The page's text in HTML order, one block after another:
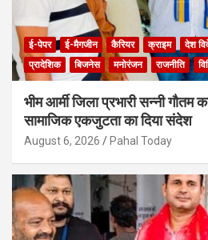
ई-पेपर ई-मैगजीन कैरियर क्राइम देश
प्रादेशिक
बिजनेस मनोरंजन राजनीति
भीम आर्मी जिला प्रभारी सन्नी गौतम
सामाजिक एकजुटता का दिया संदेश
August 6, 2026 Pahal Today